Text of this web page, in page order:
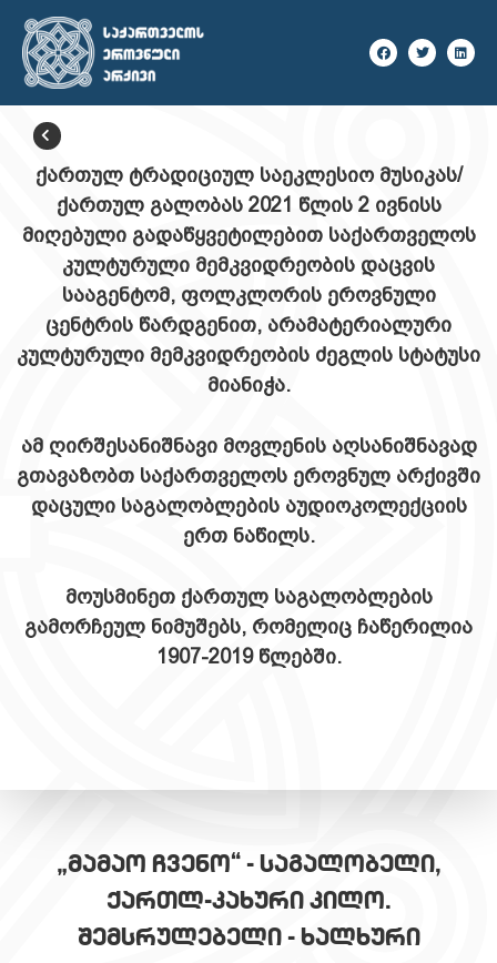
ქართულ ტრადიციულ საეკლესიო მუსიკას/
ქართულ გალობას 2021 წლის 2 ივნისს
მიღებული გადაწყვეტილებით საქართველოს
კულტურული მემკვიდრეობის დაცვის
სააგენტომ, ფოლკლორის ეროვნული
ცენტრის წარდგენით, არამატერიალური
კულტურული მემკვიდრეობის ძეგლის სტატუსი
მიანიჭა.
ამ ღირშესანიშნავი მოვლენის აღსანიშნავად
გთავაზობთ საქართველოს ეროვნულ არქივში
დაცული საგალობლების აუდიოკოლექციის
ერთ ნაწილს.
მოუსმინეთ ქართულ საგალობლების
გამორჩეულ ნიმუშებს, რომელიც ჩაწერილია
1907-2019 წლებში.
„ᲛᲐᲛᲐᲝ ᲩᲕᲔᲜᲝ“ - ᲡᲐᲒᲐᲚᲝᲑᲔᲚᲘ,
ᲥᲐᲠᲗᲚ-ᲙᲐᲮᲣᲠᲘ ᲙᲘᲚᲝ.
ᲨᲔᲛᲡᲠᲣᲚᲔᲑᲔᲚᲘ - ᲮᲐᲚᲮᲣᲠᲘ